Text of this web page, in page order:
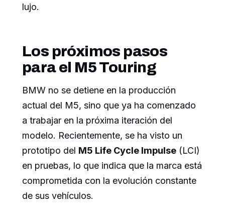
lujo.
Los próximos pasos
para el M5 Touring
BMW no se detiene en la producción
actual del M5, sino que ya ha comenzado
a trabajar en la próxima iteración del
modelo. Recientemente, se ha visto un
prototipo del M5 Life Cycle Impulse (LCI)
en pruebas, lo que indica que la marca está
comprometida con la evolución constante
de sus vehículos.